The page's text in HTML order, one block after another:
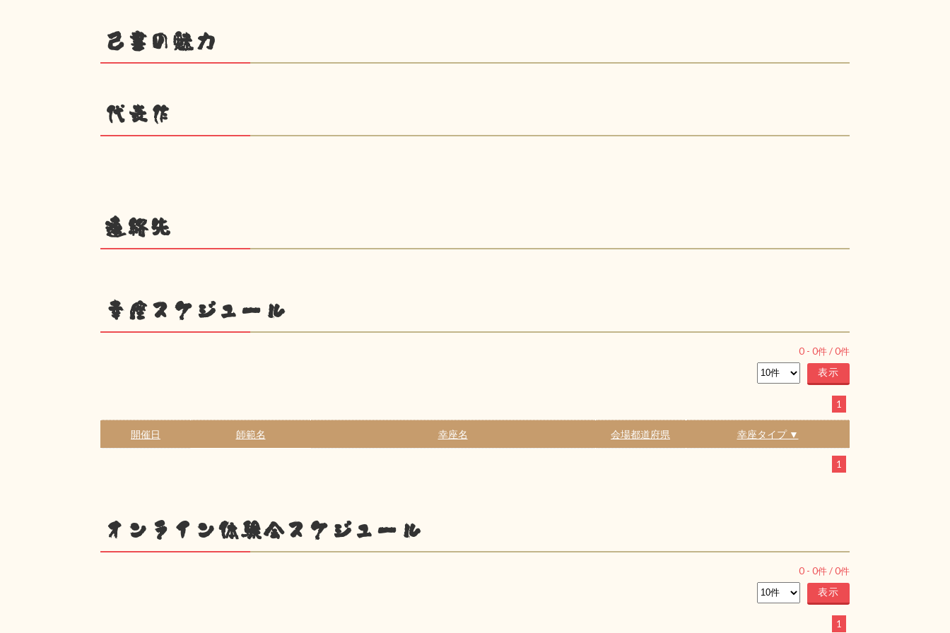
己書の魅力
代表作
連絡先
幸座スケジュール
0 - 0件 /0件
1
開催日 師範名 幸座名 会場都道府県 幸座タイプ ▼
1
オンライン体験会スケジュール
0 - 0件 /0件
1